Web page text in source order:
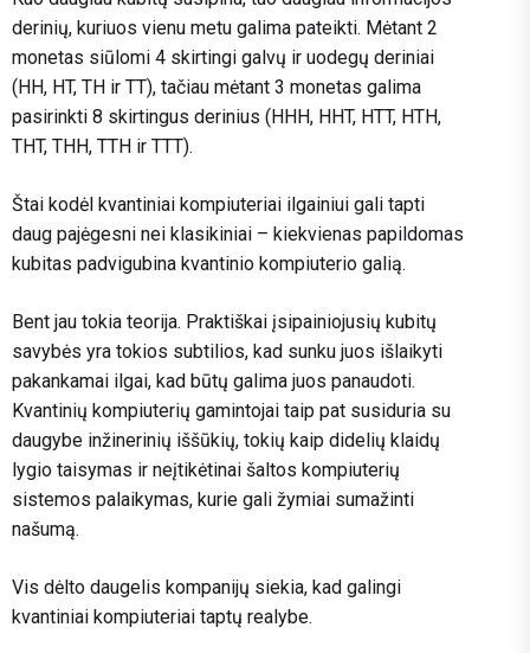
derinių, kuriuos vienu metu galima pateikti. Mėtant 2
monetas siūlomi 4 skirtingi galvų ir uodegų deriniai
(HH, HT, TH ir TT), tačiau mėtant 3 monetas galima
pasirinkti 8 skirtingus derinius (HHH, HHT, HTT, HTH,
THT, THH, TTH ir TTT).
Štai kodėl kvantiniai kompiuteriai ilgainiui gali tapti
daug pajėgesni nei klasikiniai – kiekvienas papildomas
kubitas padvigubina kvantinio kompiuterio galią.
Bent jau tokia teorija. Praktiškai įsipainiojusių kubitų
savybės yra tokios subtilios, kad sunku juos išlaikyti
pakankamai ilgai, kad būtų galima juos panaudoti.
Kvantinių kompiuterių gamintojai taip pat susiduria su
daugybe inžinerinių iššūkių, tokių kaip didelių klaidų
lygio taisymas ir neįtikėtinai šaltos kompiuterių
sistemos palaikymas, kurie gali žymiai sumažinti
našumą.
Vis dėlto daugelis kompanijų siekia, kad galingi
kvantiniai kompiuteriai taptų realybe.